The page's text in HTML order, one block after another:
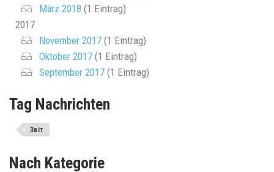
März 2018 (1 Eintrag)
2017
November 2017 (1 Eintrag)
Oktober 2017 (1 Eintrag)
September 2017 (1 Eintrag)
Tag Nachrichten
Звіт
Nach Kategorie